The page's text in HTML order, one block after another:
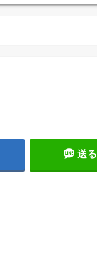
送る